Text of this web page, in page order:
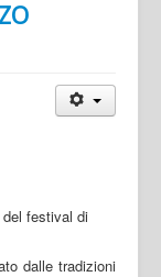
dalle tradizioni